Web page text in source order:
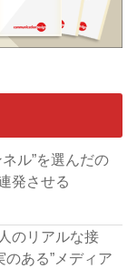
ル”を選んだの
発させる
のリアルな接
のある”メディア